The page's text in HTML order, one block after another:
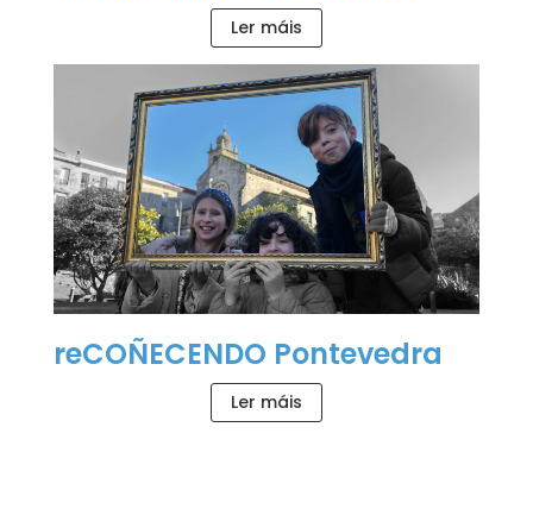
Ler máis
reCOÑECENDO Pontevedra
Ler máis